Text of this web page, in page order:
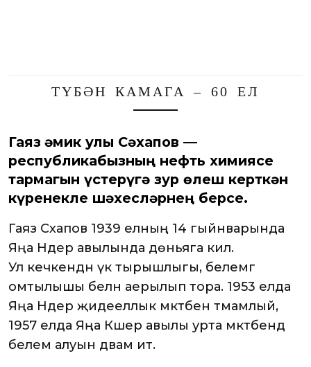
ТҮБӘН КАМАГА – 60 ЕЛ
Гаяз Җәмик улы Сәхапов —
республикабызның нефть химиясе
тармагын үстерүгә зур өлеш керткән
күренекле шәхесләрнең берсе.
Гаяз Сәхапов 1939 елның 14 гыйнварында
Яңа Нәдер авылында дөньяга килә.
Ул кечкенәдән үк тырышлыгы, белемгә
омтылышы белән аерылып тора. 1953 елда
Яңа Нәдер җидееллык мәктәбен тәмамлый, ә
1957 елда Яңа Кәшер авылы урта мәктәбендә
белем алуын дәвам итә.